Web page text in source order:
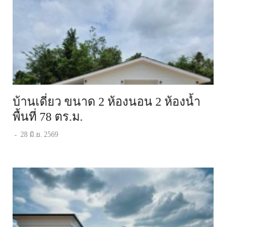
บ้านเดี่ยว ขนาด 2 ห้องนอน 2 ห้องน้ำ
พื้นที่ 78 ตร.ม.
- 28 มิ.ย. 2569